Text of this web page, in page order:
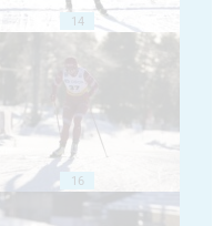
14
16